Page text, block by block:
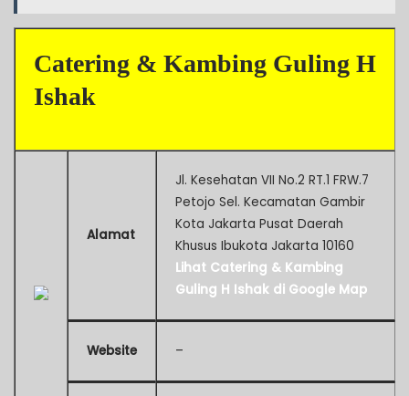
Catering & Kambing Guling H
Ishak
Alamat
Jl. Kesehatan VII No.2 RT.1 FRW.7
Petojo Sel. Kecamatan Gambir
Kota Jakarta Pusat Daerah
Khusus Ibukota Jakarta 10160
Lihat Catering & Kambing
Guling H Ishak di Google Map
Website –